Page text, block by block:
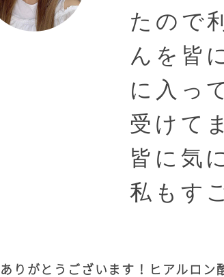
たので
んを皆
に入っ
受けて
皆に気
私もす
ありがとうございます！ヒアルロ